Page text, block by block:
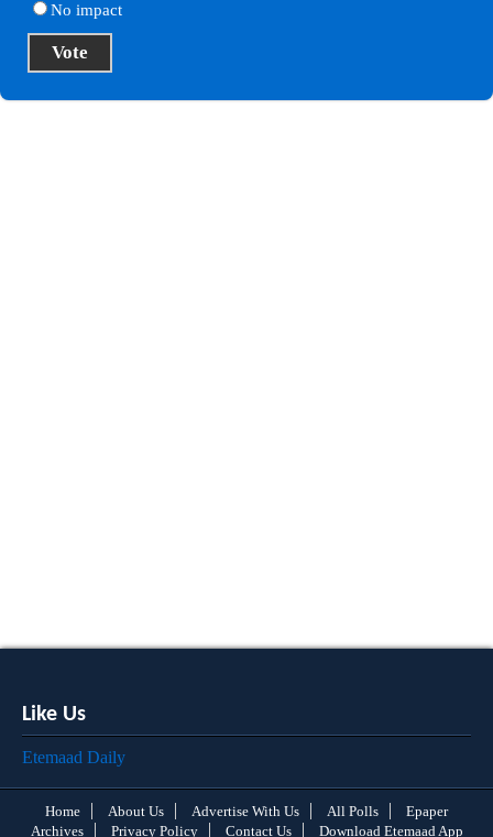
No impact
Like Us
Etemaad Daily
Home About Us Advertise With Us All Polls
Epaper
Archives
Privacy Policy Contact Us Download Etemaad App